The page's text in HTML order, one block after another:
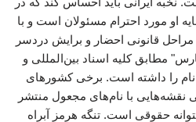
او مورد احترام مسئولان است و با
قانونی احضار و برایش دردسر
مطابق کلیه اسناد بین‌المللی و
را داشته است. برخی کشورهای
نقشه‌هایی با نام‌های مجعول منتشر
حقوقی است. تنگه هرمز آبراه